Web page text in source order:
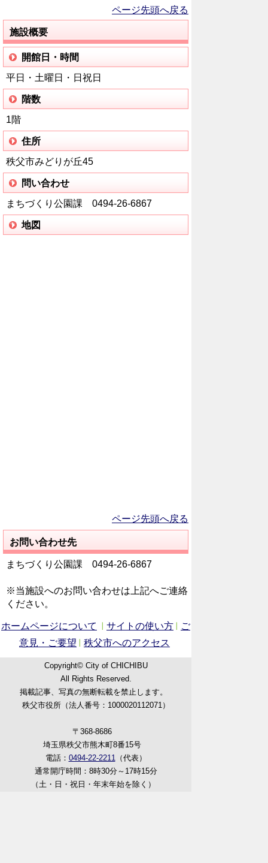
ページ先頭へ戻る
施設概要
開館日・時間
平日・土曜日・日祝日
階数
1階
住所
秩父市みどりが丘45
問い合わせ
まちづくり公園課 0494-26-6867
地図
ページ先頭へ戻る
お問い合わせ先
まちづくり公園課 0494‐26‐6867
※当施設へのお問い合わせは上記へご連絡
ください。
ホームページについて サイトの使い方
ご
意見・ご要望
秩父市へのアクセス
Copyright© City of CHICHIBU
All Rights Reserved.
掲載記事、写真の無断転載を禁止します。
秩父市役所（法人番号：1000020112071）
〒368-8686
埼玉県秩父市熊木町8番15号
電話： 0494-22-2211（代表）
通常開庁時間：8時30分～17時15分
（土・日・祝日・年末年始を除く）